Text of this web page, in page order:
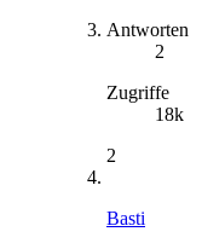
Antworten
2
Zugriffe
18k
2
Basti